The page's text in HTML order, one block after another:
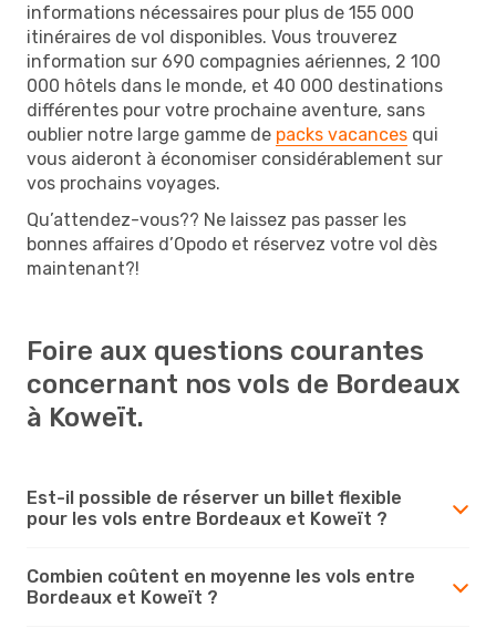
informations nécessaires pour plus de 155 000
itinéraires de vol disponibles. Vous trouverez
information sur 690 compagnies aériennes, 2 100
000 hôtels dans le monde, et 40 000 destinations
différentes pour votre prochaine aventure, sans
oublier notre large gamme de packs vacances qui
vous aideront à économiser considérablement sur
vos prochains voyages.
Qu’attendez-vous?? Ne laissez pas passer les
bonnes affaires d’Opodo et réservez votre vol dès
maintenant?!
Foire aux questions courantes
concernant nos vols de Bordeaux
à Koweït.
Est-il possible de réserver un billet flexible
pour les vols entre Bordeaux et Koweït ?
Combien coûtent en moyenne les vols entre
Bordeaux et Koweït ?